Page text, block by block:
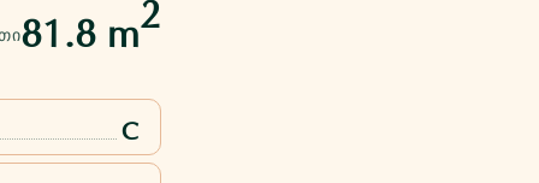
81.8 m2
C